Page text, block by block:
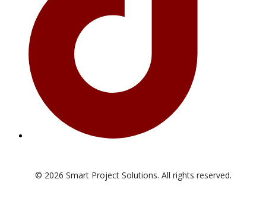
© 2026 Smart Project Solutions. All rights reserved.